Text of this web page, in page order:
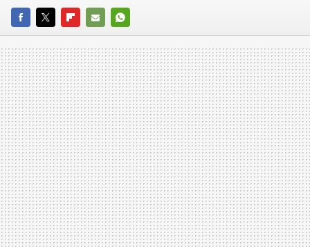
FACEBOOKTWITTERFLIPBOARD
E-
MAIL
WHATSAPP